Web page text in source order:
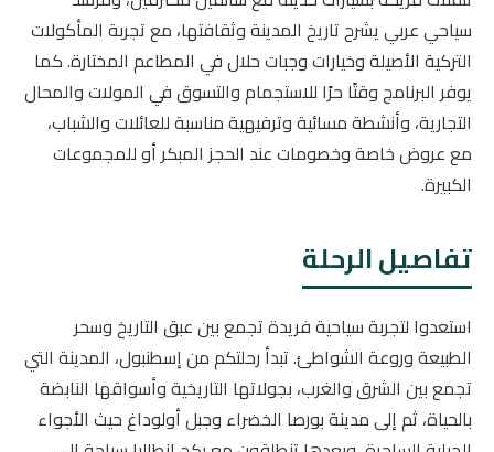
سياحي عربي يشرح تاريخ المدينة وثقافتها، مع تجربة المأكولات
التركية الأصيلة وخيارات وجبات حلال في المطاعم المختارة. كما
يوفر البرنامج وقتًا حرًا للاستجمام والتسوق في المولات والمحال
التجارية، وأنشطة مسائية وترفيهية مناسبة للعائلات والشباب،
مع عروض خاصة وخصومات عند الحجز المبكر أو للمجموعات
الكبيرة.
تفاصيل الرحلة
استعدوا لتجربة سياحية فريدة تجمع بين عبق التاريخ وسحر
الطبيعة وروعة الشواطئ. تبدأ رحلتكم من إسطنبول، المدينة التي
تجمع بين الشرق والغرب، بجولاتها التاريخية وأسواقها النابضة
بالحياة، ثم إلى مدينة بورصا الخضراء وجبل أولوداغ حيث الأجواء